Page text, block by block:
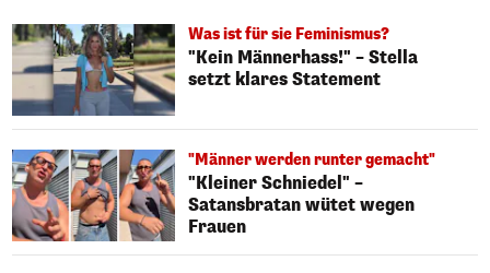
Was ist für sie Feminismus?
"Kein Männerhass!" – Stella
setzt klares Statement
"Männer werden runter gemacht"
"Kleiner Schniedel" –
Satansbratan wütet wegen
Frauen